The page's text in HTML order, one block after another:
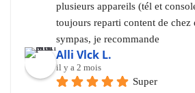
plusieurs appareils (tél et
toujours reparti content de chez
sympas, je recommande
Alli Vlck L.
il y a 2 mois
Super